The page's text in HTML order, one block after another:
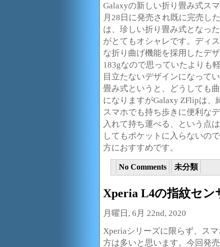
Galaxyの新しい折り畳み式ス
月28日に発売され既に完売し
は、珍しい折り畳み式となっ
がとてもオシャレです。ディ
な折り曲げ機能を採用したデ
183gなので思っていたよりも
目立たないデザインになって
畳み式というと、どうしても
になりますがGalaxy ZFlipは
スマホでも持ち歩きに便利な
入れて持ち運べる、という点
してもポケットに入らないの
方におすすめです。
No Comments 未分類
Xperia L4の指紋セン
月曜日, 6月 22nd, 2020
Xperiaシリーズに限らず、ス
方は多いと思います。今回発